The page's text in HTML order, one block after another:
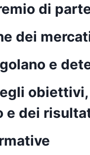
di
dei
e
e dei